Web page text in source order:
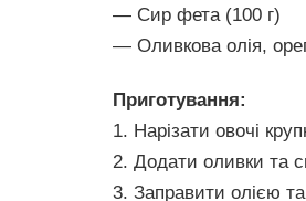
— Сир фета (100 г)
— Оливкова олія,
Приготування:
1. Нарізати овочі
2. Додати оливки та
3. Заправити олією